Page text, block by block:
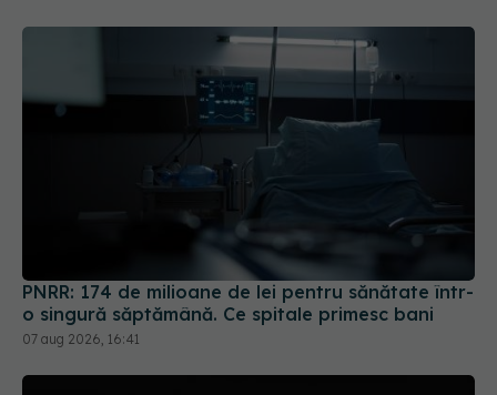
PNRR: 174 de milioane de lei pentru sănătate într-
o singură săptămână. Ce spitale primesc bani
07 aug 2026, 16:41